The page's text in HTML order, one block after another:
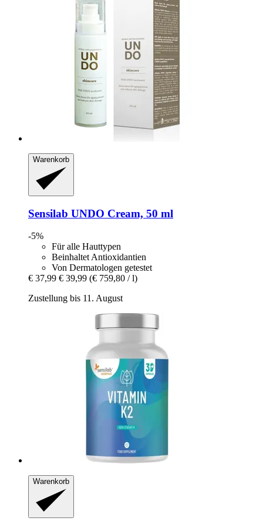
Warenkorb
Sensilab UNDO Cream, 50 ml
-5%
Für alle Hauttypen
Beinhaltet Antioxidantien
Von Dermatologen getestet
€ 37,99 € 39,99 (€ 759,80 / l)
Zustellung bis 11. August
Warenkorb